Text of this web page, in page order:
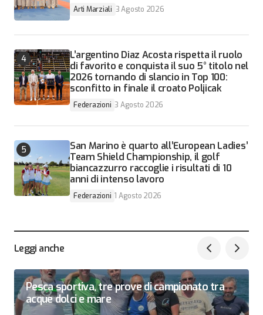
Arti Marziali 3 Agosto 2026
L’argentino Diaz Acosta rispetta il ruolo
di favorito e conquista il suo 5° titolo nel
2026 tornando di slancio in Top 100:
sconfitto in finale il croato Poljicak
Federazioni 3 Agosto 2026
San Marino è quarto all’European Ladies’
Team Shield Championship, il golf
biancazzurro raccoglie i risultati di 10
anni di intenso lavoro
Federazioni 1 Agosto 2026
Leggi anche
Pesca sportiva, tre prove di campionato tra
acque dolci e mare